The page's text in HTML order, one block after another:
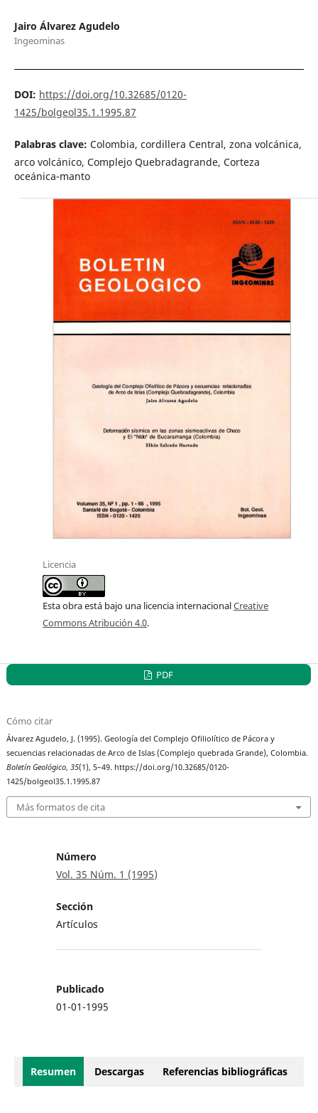
Jairo Álvarez Agudelo
Ingeominas
DOI: https://doi.org/10.32685/0120-
1425/bolgeol35.1.1995.87
Palabras clave: Colombia, cordillera Central, zona volcánica,
arco volcánico, Complejo Quebradagrande, Corteza
oceánica-manto
Licencia
Esta obra está bajo una licencia internacionalCreative
Commons Atribución 4.0.
PDF
Cómo citar
Álvarez Agudelo, J. (1995). Geología del Complejo Ofiliolítico de Pácora y
secuencias relacionadas de Arco de Islas (Complejo quebrada Grande), Colombia.
Boletín Geológico,35(1), 5–49. https://doi.org/10.32685/0120-
1425/bolgeol35.1.1995.87
Más formatos de cita
Número
Vol. 35 Núm. 1 (1995)
Sección
Artículos
Publicado
01-01-1995
Resumen Descargas Referencias bibliográficas